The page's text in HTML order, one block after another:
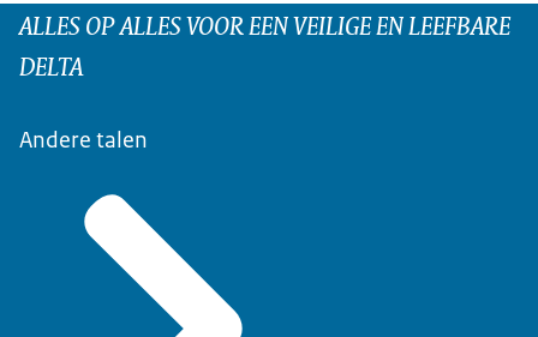
ALLES OP ALLES VOOR EEN VEILIGE EN LEEFBARE
DELTA
Andere talen